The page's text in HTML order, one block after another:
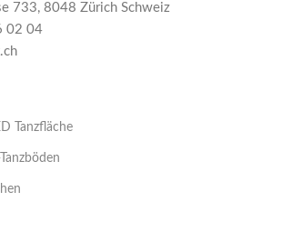
733, 8048 Zürich Schweiz
02 04
Tanzfläche